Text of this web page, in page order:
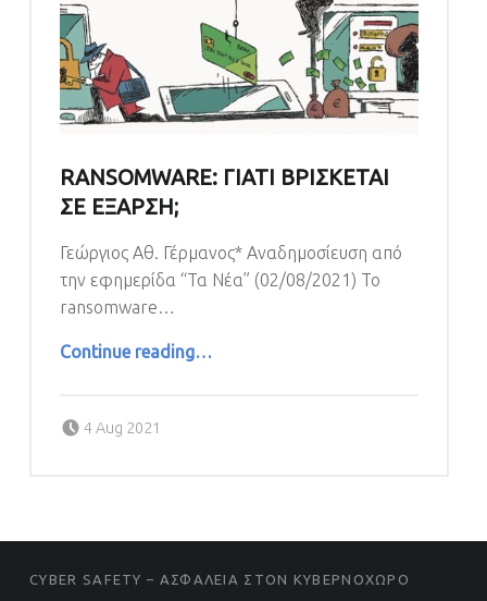
RANSOMWARE: ΓΙΑΤΙ ΒΡΙΣΚΕΤΑΙ
ΣΕ ΕΞΑΡΣΗ;
Γεώργιος Αθ. Γέρμανος* Αναδημοσίευση από
την εφημερίδα “Τα Νέα” (02/08/2021) Το
ransomware…
Continue reading…
4 Aug 2021
FOOTER SIDEBAR
CYBER SAFETY – ΑΣΦΑΛΕΙΑ ΣΤΟΝ ΚΥΒΕΡΝΟΧΩΡΟ